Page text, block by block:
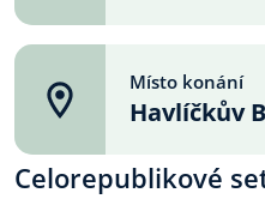
Místo konání
Havlíčkův
Celorepublikové